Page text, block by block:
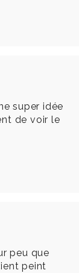
super idée
de voir le
peu que
peint